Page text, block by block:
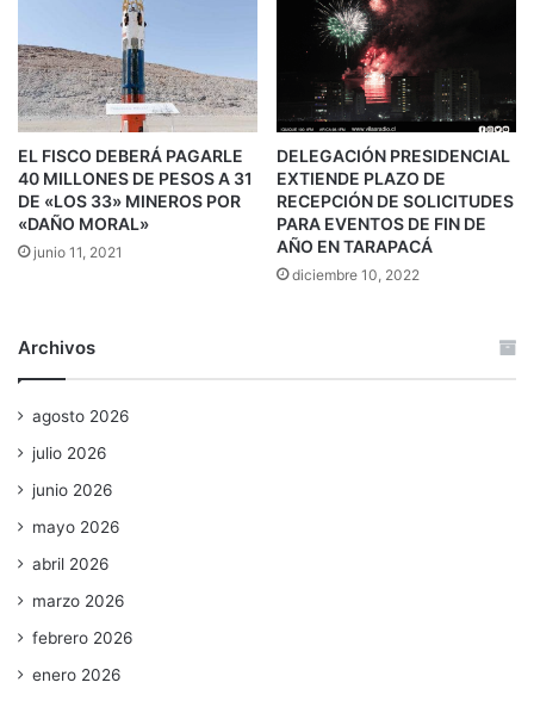
EL FISCO DEBERÁ PAGARLE
40 MILLONES DE PESOS A 31
DE «LOS 33» MINEROS POR
«DAÑO MORAL»
junio 11, 2021
DELEGACIÓN PRESIDENCIAL
EXTIENDE PLAZO DE
RECEPCIÓN DE SOLICITUDES
PARA EVENTOS DE FIN DE
AÑO EN TARAPACÁ
diciembre 10, 2022
Archivos
agosto 2026
julio 2026
junio 2026
mayo 2026
abril 2026
marzo 2026
febrero 2026
enero 2026